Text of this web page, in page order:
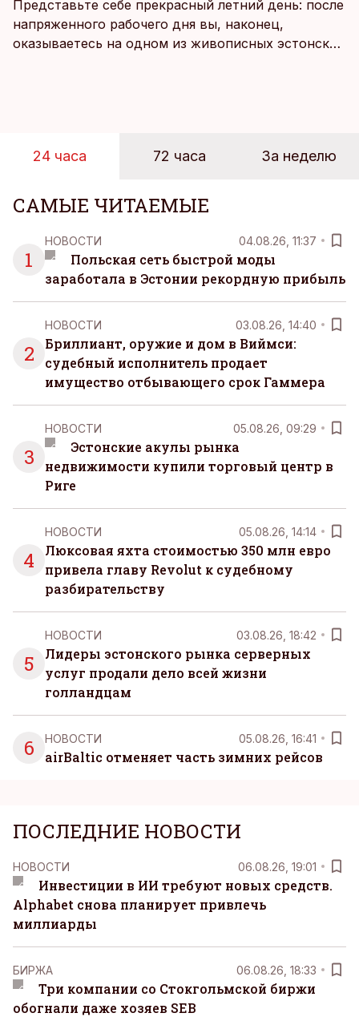
Представьте себе прекрасный летний день: после
напряженного рабочего дня вы, наконец,
оказываетесь на одном из живописных эстонских
24 часа 72 часа За неделю
САМЫЕ ЧИТАЕМЫЕ
1
НОВОСТИ 04.08.26, 11:37
Польская сеть быстрой моды
заработала в Эстонии рекордную прибыль
2
НОВОСТИ 03.08.26, 14:40
Бриллиант, оружие и дом в Виймси:
судебный исполнитель продает
имущество отбывающего срок Гаммера
3
НОВОСТИ 05.08.26, 09:29
Эстонские акулы рынка
недвижимости купили торговый центр в
Риге
4
НОВОСТИ 05.08.26, 14:14
Люксовая яхта стоимостью 350 млн евро
привела главу Revolut к судебному
разбирательству
5
НОВОСТИ 03.08.26, 18:42
Лидеры эстонского рынка серверных
услуг продали дело всей жизни
голландцам
6 НОВОСТИ 05.08.26, 16:41
airBaltic отменяет часть зимних рейсов
ПОСЛЕДНИЕ НОВОСТИ
НОВОСТИ 06.08.26, 19:01
Инвестиции в ИИ требуют новых средств.
Alphabet снова планирует привлечь
миллиарды
БИРЖА 06.08.26, 18:33
Три компании со Стокгольмской биржи
обогнали даже хозяев SEB